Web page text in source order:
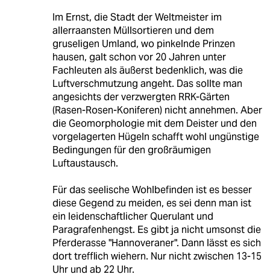
Im Ernst, die Stadt der Weltmeister im
allerraansten Müllsortieren und dem
gruseligen Umland, wo pinkelnde Prinzen
hausen, galt schon vor 20 Jahren unter
Fachleuten als äußerst bedenklich, was die
Luftverschmutzung angeht. Das sollte man
angesichts der verzwergten RRK-Gärten
(Rasen-Rosen-Koniferen) nicht annehmen. Aber
die Geomorphologie mit dem Deister und den
vorgelagerten Hügeln schafft wohl ungünstige
Bedingungen für den großräumigen
Luftaustausch.
Für das seelische Wohlbefinden ist es besser
diese Gegend zu meiden, es sei denn man ist
ein leidenschaftlicher Querulant und
Paragrafenhengst. Es gibt ja nicht umsonst die
Pferderasse "Hannoveraner". Dann lässt es sich
dort trefflich wiehern. Nur nicht zwischen 13-15
Uhr und ab 22 Uhr.